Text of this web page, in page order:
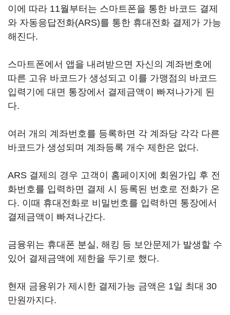
이에 따라 11월부터는 스마트폰을 통한 바코드 결제
와 자동응답전화(ARS)를 통한 휴대전화 결제가 가능
해진다.
스마트폰에서 앱을 내려받으면 자신의 계좌번호에
따른 고유 바코드가 생성되고 이를 가맹점의 바코드
입력기에 대면 통장에서 결제금액이 빠져나가게 된
다.
여러 개의 계좌번호를 등록하면 각 계좌당 각각 다른
바코드가 생성되며 계좌등록 개수 제한은 없다.
ARS 결제의 경우 고객이 홈페이지에 회원가입 후 전
화번호를 입력하면 결제 시 등록된 번호로 전화가 온
다. 이때 휴대전화로 비밀번호를 입력하면 통장에서
결제금액이 빠져나간다.
금융위는 휴대폰 분실, 해킹 등 보안문제가 발생할 수
있어 결제금액에 제한을 두기로 했다.
현재 금융위가 제시한 결제가능 금액은 1일 최대 30
만원까지다.